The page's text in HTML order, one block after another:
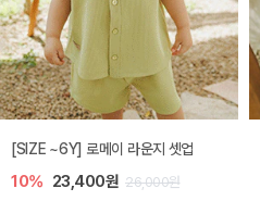
엘리오 아기 블라우스
20% 21,600원 27,000원